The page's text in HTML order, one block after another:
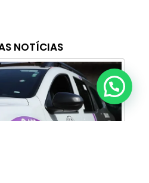
NOTÍCIAS
matéria